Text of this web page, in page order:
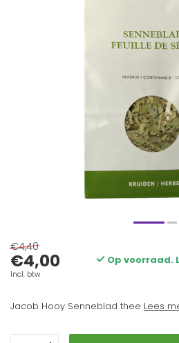
€4,40
€4,00
Incl. btw
Op voorraad.
Jacob Hooy Senneblad thee Lees